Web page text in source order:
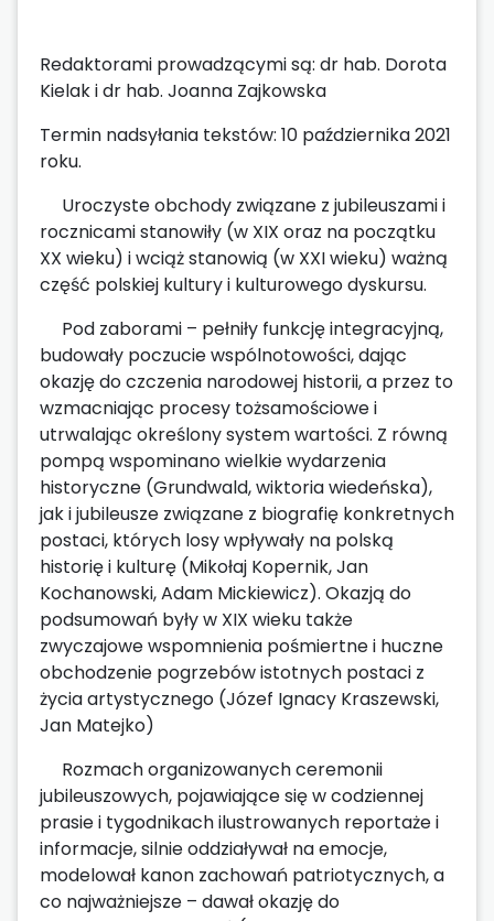
Redaktorami prowadzącymi są: dr hab. Dorota
Kielak i dr hab. Joanna Zajkowska
Termin nadsyłania tekstów: 10 października 2021
roku.
Uroczyste obchody związane z jubileuszami i
rocznicami stanowiły (w XIX oraz na początku
XX wieku) i wciąż stanowią (w XXI wieku) ważną
część polskiej kultury i kulturowego dyskursu.
Pod zaborami – pełniły funkcję integracyjną,
budowały poczucie wspólnotowości, dając
okazję do czczenia narodowej historii, a przez to
wzmacniając procesy tożsamościowe i
utrwalając określony system wartości. Z równą
pompą wspominano wielkie wydarzenia
historyczne (Grundwald, wiktoria wiedeńska),
jak i jubileusze związane z biografię konkretnych
postaci, których losy wpływały na polską
historię i kulturę (Mikołaj Kopernik, Jan
Kochanowski, Adam Mickiewicz). Okazją do
podsumowań były w XIX wieku także
zwyczajowe wspomnienia pośmiertne i huczne
obchodzenie pogrzebów istotnych postaci z
życia artystycznego (Józef Ignacy Kraszewski,
Jan Matejko)
Rozmach organizowanych ceremonii
jubileuszowych, pojawiające się w codziennej
prasie i tygodnikach ilustrowanych reportaże i
informacje, silnie oddziaływał na emocje,
modelował kanon zachowań patriotycznych, a
co najważniejsze – dawał okazję do